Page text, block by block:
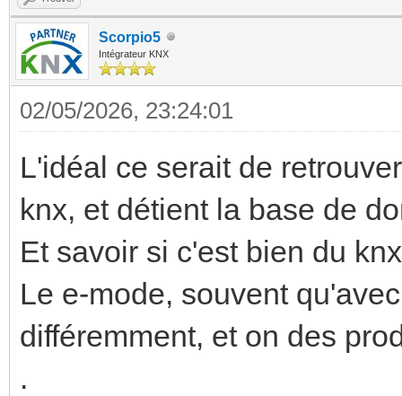
Scorpio5
Intégrateur KNX
02/05/2026, 23:24:01
L'idéal ce serait de
knx, et détient la base de
Et savoir si c'est bien du
Le e-mode, souvent
différemment, et on des
.